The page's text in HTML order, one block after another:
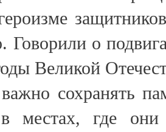
Говорили о
Великой
сохранять
местах, где они